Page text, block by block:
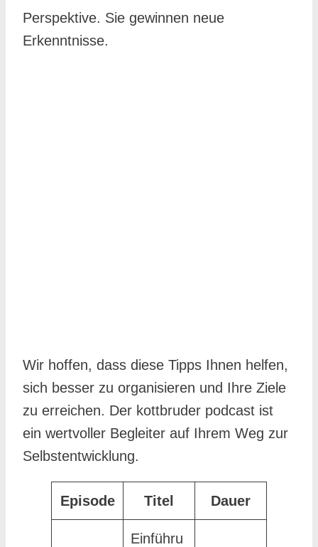
Perspektive. Sie gewinnen neue
Erkenntnisse.
Wir hoffen, dass diese Tipps Ihnen helfen,
sich besser zu organisieren und Ihre Ziele
zu erreichen. Der kottbruder podcast ist
ein wertvoller Begleiter auf Ihrem Weg zur
Selbstentwicklung.
Episode Titel Dauer
Einführu